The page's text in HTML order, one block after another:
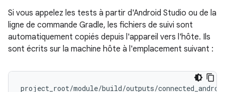
Si vous appelez les tests à partir d'Android Studio ou de la
ligne de commande Gradle, les fichiers de suivi sont
automatiquement copiés depuis l'appareil vers l'hôte. Ils
sont écrits sur la machine hôte à l'emplacement suivant :